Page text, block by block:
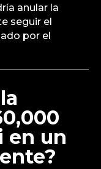
anular la
seguir el
por el
en un